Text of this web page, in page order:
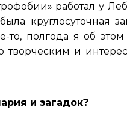
работал у
круглосуточная
то, полгода я об
творческим и
и загадок?